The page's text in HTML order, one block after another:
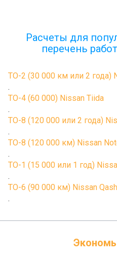
Расчеты для
перечень
ТО-2 (30 000 км или 2 года)
.
ТО-4 (60 000) Nissan Tiida
.
ТО-8 (120 000 или 2 года)
.
ТО-8 (120 000 км) Nissan
.
ТО-1 (15 000 или 1 год)
.
ТО-6 (90 000 км) Nissan
.